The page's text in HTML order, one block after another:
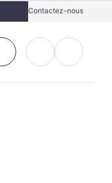
Contactez-nous